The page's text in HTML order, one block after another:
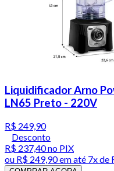
Liquidificador Arno
LN65 Preto - 220V
R$ 249,90
Desconto
R$ 237,40no PIX
ou R$ 249,90em até 7x de